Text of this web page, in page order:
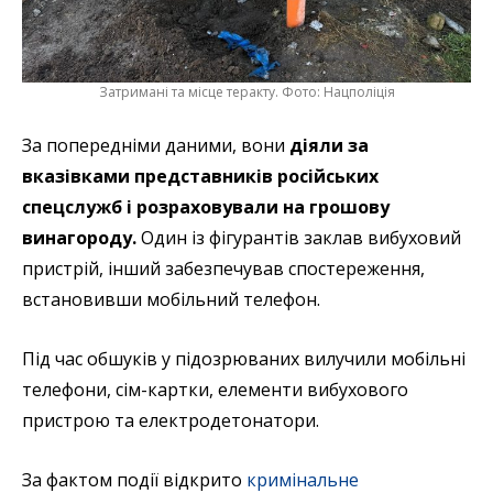
Затримані та місце теракту. Фото: Нацполіція
За попередніми даними, вони діяли за
вказівками представників російських
спецслужб і розраховували на грошову
винагороду.Один із фігурантів заклав вибуховий
пристрій, інший забезпечував спостереження,
встановивши мобільний телефон.
Під час обшуків у підозрюваних вилучили мобільні
телефони, сім-картки, елементи вибухового
пристрою та електродетонатори.
За фактом події відкрито кримінальне